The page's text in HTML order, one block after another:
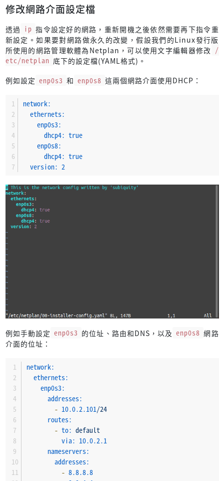
修改網路介面設定檔
透過 ip 指令設定好的網路，重新開機之後依然需要再下指令重
新設定。如果要對網路做永久的改變，假設我們的Linux發行版
所使用的網路管理軟體為Netplan，可以使用文字編輯器修改 /
etc/netplan 底下的設定檔(YAML格式)。
例如設定 enp0s3 和 enp0s8 這兩個網路介面使用DHCP：
network:
ethernets:
enp0s3:
dhcp4: true
enp0s8:
dhcp4: true
version: 2
例如手動設定 enp0s3 的位址、路由和DNS，以及 enp0s8 網路
介面的位址：
network:
ethernets:
enp0s3:
addresses:
- 10.0.2.101 /24
routes:
- to: default
via: 10.0.2.1
nameservers:
addresses:
- 8.8.8.8